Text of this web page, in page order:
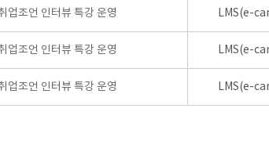
업조언 인터뷰 특강 운영 LMS(e-
업조언 인터뷰 특강 운영 LMS(e-
업조언 인터뷰 특강 운영 LMS(e-